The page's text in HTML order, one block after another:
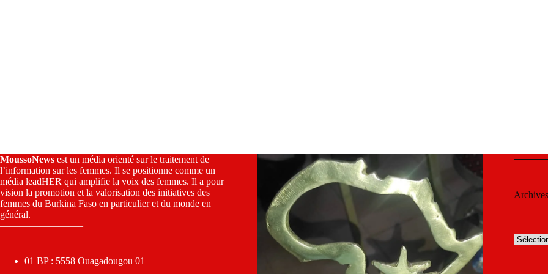
MoussoNews est un média orienté sur le traitement de
l’information sur les femmes. Il se positionne comme un
média leadHER qui amplifie la voix des femmes. Il a pour
vision la promotion et la valorisation des initiatives des
femmes du Burkina Faso en particulier et du monde en
général.
————————–
01 BP : 5558 Ouagadougou 01
Archives
Archives